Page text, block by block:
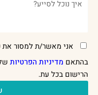
אני מאשר/ת למסור את
בהתאם מדיניות הפרטיות
הרישום בכל עת.